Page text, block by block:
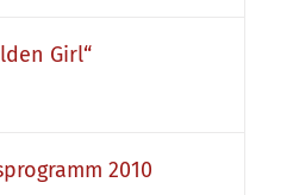
Girl“
2010